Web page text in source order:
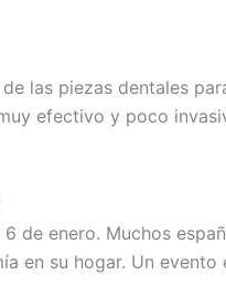
las piezas dentales
efectivo y poco
de enero. Muchos
en su hogar. Un evento